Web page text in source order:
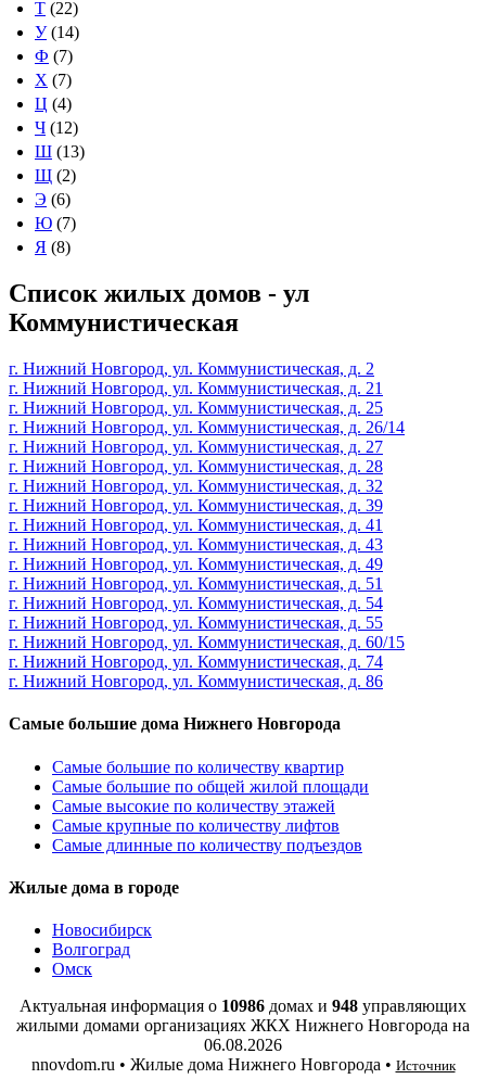
Т (22)
У(14)
Ф (7)
Х (7)
Ц (4)
Ч (12)
Ш (13)
Щ (2)
Э (6)
Ю (7)
Я (8)
Список жилых домов - ул
Коммунистическая
г. Нижний Новгород, ул. Коммунистическая, д. 2
г. Нижний Новгород, ул. Коммунистическая, д. 21
г. Нижний Новгород, ул. Коммунистическая, д. 25
г. Нижний Новгород, ул. Коммунистическая, д. 26/14
г. Нижний Новгород, ул. Коммунистическая, д. 27
г. Нижний Новгород, ул. Коммунистическая, д. 28
г. Нижний Новгород, ул. Коммунистическая, д. 32
г. Нижний Новгород, ул. Коммунистическая, д. 39
г. Нижний Новгород, ул. Коммунистическая, д. 41
г. Нижний Новгород, ул. Коммунистическая, д. 43
г. Нижний Новгород, ул. Коммунистическая, д. 49
г. Нижний Новгород, ул. Коммунистическая, д. 51
г. Нижний Новгород, ул. Коммунистическая, д. 54
г. Нижний Новгород, ул. Коммунистическая, д. 55
г. Нижний Новгород, ул. Коммунистическая, д. 60/15
г. Нижний Новгород, ул. Коммунистическая, д. 74
г. Нижний Новгород, ул. Коммунистическая, д. 86
Самые большие дома Нижнего Новгорода
Самые большие по количеству квартир
Самые большие по общей жилой площади
Самые высокие по количеству этажей
Самые крупные по количеству лифтов
Самые длинные по количеству подъездов
Жилые дома в городе
Новосибирск
Волгоград
Омск
Актуальная информация о 10986 домах и 948 управляющих
жилыми домами организациях ЖКХ Нижнего Новгорода на
06.08.2026
nnovdom.ru • Жилые дома Нижнего Новгорода • Источник